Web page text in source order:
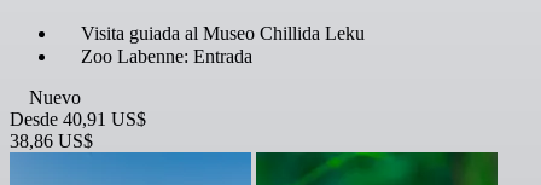
Visita guiada al Museo Chillida Leku
Zoo Labenne: Entrada
Nuevo
Desde 40,91 US$
38,86 US$